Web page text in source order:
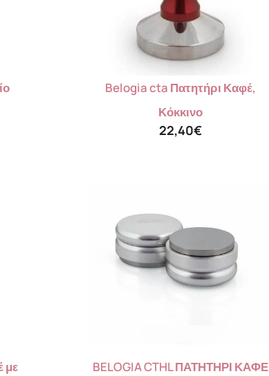
Belogia cta Πατητήρι Καφέ,
Κόκκινο
22,40€
με
BELOGIA CTHL ΠΑΤΗΤΗΡΙ ΚΑΦΕ